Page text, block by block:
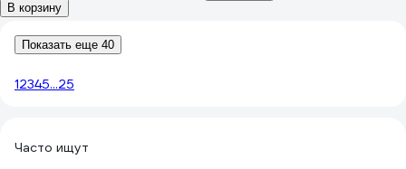
В корзину
Показать еще 40
12345...25
Часто ищут